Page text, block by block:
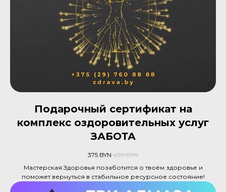
Подарочный сертификат на
комплекс оздоровительных услуг
ЗАБОТА
375 BYN 450 BYN
Мастерская Здоровья позаботится о твоём здоровье и
поможет вернуться в стабильное ресурсное состояние!